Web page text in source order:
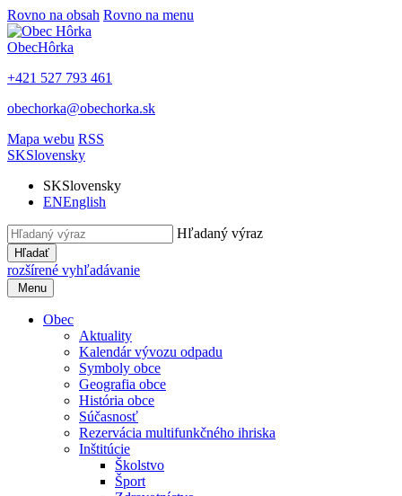
Rovno na obsah Rovno na menu
ObecHôrka
+421 527 793 461
obechorka@obechorka.sk
Mapa webu RSS
SKSlovensky
SKSlovensky
ENEnglish
Hľadaný výraz
Hľadať
rozšírené vyhľadávanie
Menu
Obec
Aktuality
Kalendár vývozu odpadu
Symboly obce
Geografia obce
História obce
Súčasnosť
Rezervácia multifunkčného ihriska
Inštitúcie
Školstvo
Šport